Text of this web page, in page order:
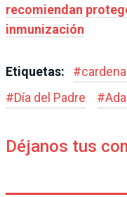
recomiendan
inmunización
Etiquetas: #cardenal
#Día del Padre #
Déjanos tus